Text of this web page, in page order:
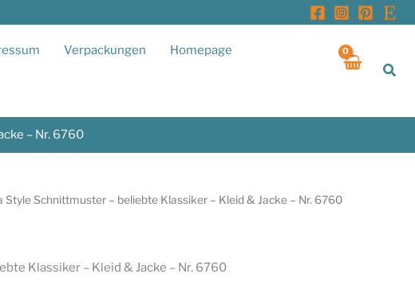
Verpackungen Homepage
– Nr. 6760
Style Schnittmuster – beliebte Klassiker – Kleid & Jacke – Nr. 6760
Klassiker – Kleid & Jacke – Nr. 6760